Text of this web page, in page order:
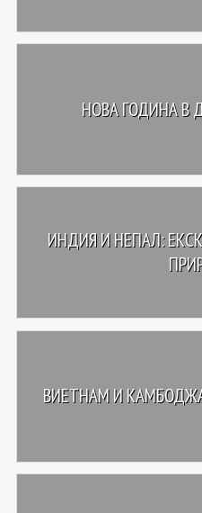
НОВА ГОДИНА В
ИНДИЯ И НЕПАЛ:
ВИЕТНАМ И КАМБОДЖА